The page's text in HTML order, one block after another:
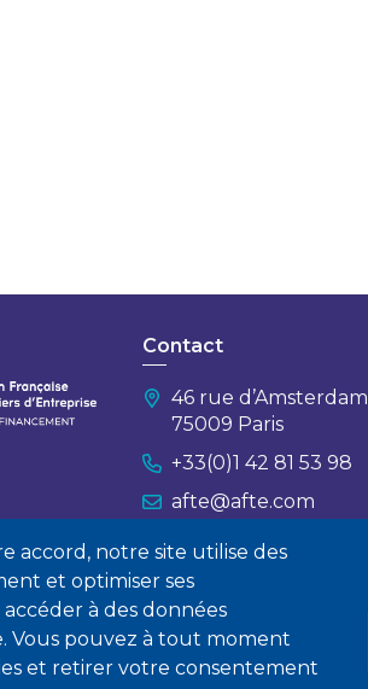
accord, notre site utilise des
et optimiser ses
à des données
Vous pouvez à tout moment
et retirer votre consentement
Contact
46 rue d’Amsterdam
75009 Paris
+33(0)1 42 81 53 98
afte@afte.com
Nous contacter